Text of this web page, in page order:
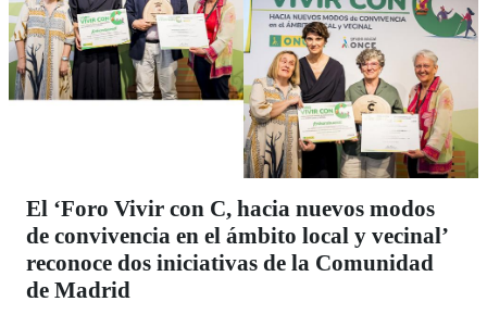
El ‘Foro Vivir con C, hacia nuevos modos
de convivencia en el ámbito local y vecinal’
reconoce dos iniciativas de la Comunidad
de Madrid